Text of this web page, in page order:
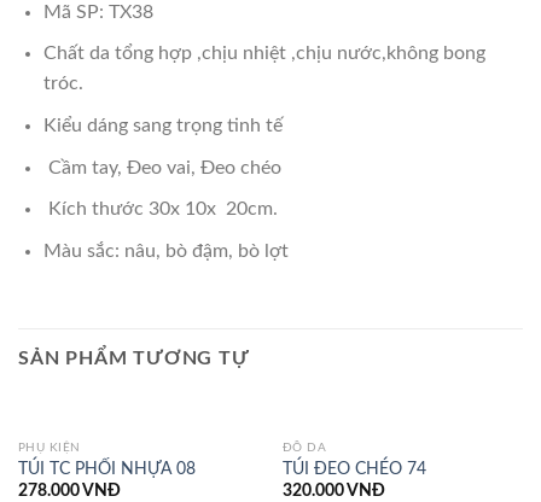
Mã SP: TX38
Chất da tổng hợp ,chịu nhiệt ,chịu nước,không bong
tróc.
Kiểu dáng sang trọng tinh tế
Cầm tay, Đeo vai, Đeo chéo
Kích thước 30x 10x 20cm.
Màu sắc: nâu, bò đậm, bò lợt
SẢN PHẨM TƯƠNG TỰ
PHỤ KIỆN
TÚI TC PHỐI NHỰA 08
278.000VNĐ
ĐỒ DA
TÚI ĐEO CHÉO 74
320.000VNĐ